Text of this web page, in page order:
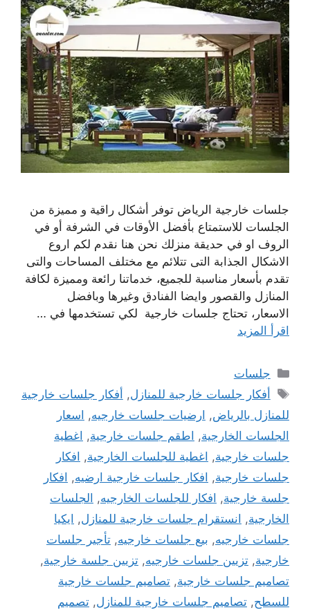
جلسات خارجية الرياض توفر أشكال راقية و مميزة من
الجلسات للاستمتاع بأفضل الأوقات في الشرفة أو في
الروف او في حديقة منزلك نحن هنا نقدم لكم اروع
الاشكال الجذابة التى تتلائم مع مختلف المساحات والتى
تقدم بأسعار مناسبة للجميع، خدماتنا رائعة ومميزة لكافة
المنازل والقصور وايضا الفنادق وغيرها وبافضل
الاسعار، تحتاج جلسات خارجية لكي تستخدمها في …
اقرأ المزيد
التصنيفات
جلسات
الوسوم
أفكار جلسات خارجية للمنازل, أفكار جلسات خارجية
للمنازل بالرياض, ارضيات جلسات خارجيه, اسعار
الجلسات الخارجية, اطقم جلسات خارجية, اغطية
جلسات خارجية, اغطية للجلسات الخارجية, افكار
جلسات خارجية, افكار جلسات خارجية ارضيه, افكار
جلسة خارجية, افكار للجلسات الخارجيه, الجلسات
الخارجية, انستقرام جلسات خارجية للمنازل, ايكيا
جلسات خارجيه, بيع جلسات خارجيه, تأجير جلسات
خارجية, تزيين جلسات خارجيه, تزيين جلسة خارجية,
تصاميم جلسات خارجية, تصاميم جلسات خارجية
للسطح, تصاميم جلسات خارجية للمنازل, تصميم